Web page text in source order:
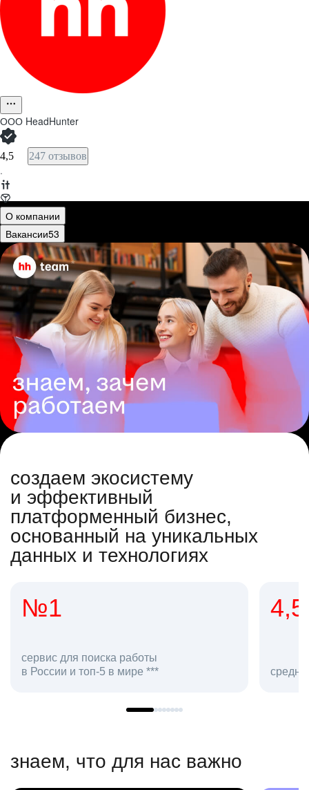
ООО HeadHunter
4,5 247 отзывов
·
О компании
Вакансии53
создаем экосистему
и эффективный
платформенный бизнес,
основанный на уникальных
данных и технологиях
4,5
средняя оценка hh.ru как работодателя **
в
знаем, что для нас важно